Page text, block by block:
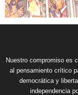
Nuestro compromiso es
al pensamiento crítico
democrática y
independencia